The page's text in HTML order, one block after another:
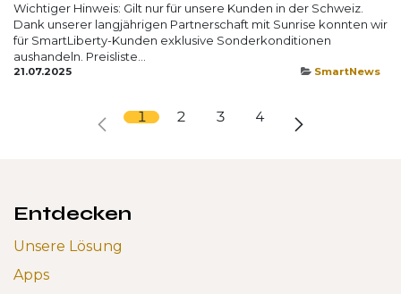
Wichtiger Hinweis: Gilt nur für unsere Kunden in der Schweiz.
Dank unserer langjährigen Partnerschaft mit Sunrise konnten wir
für SmartLiberty-Kunden exklusive Sonderkonditionen
aushandeln. Preisliste...
21.07.2025 SmartNews
1 2 3 4
Entdecken
Unsere Lösung
Apps